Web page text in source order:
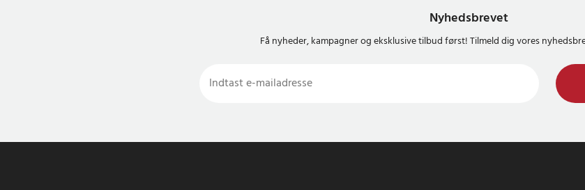
Nyhedsbrevet
Få nyheder, kampagner og eksklusive tilbud først! Tilmeld dig vores